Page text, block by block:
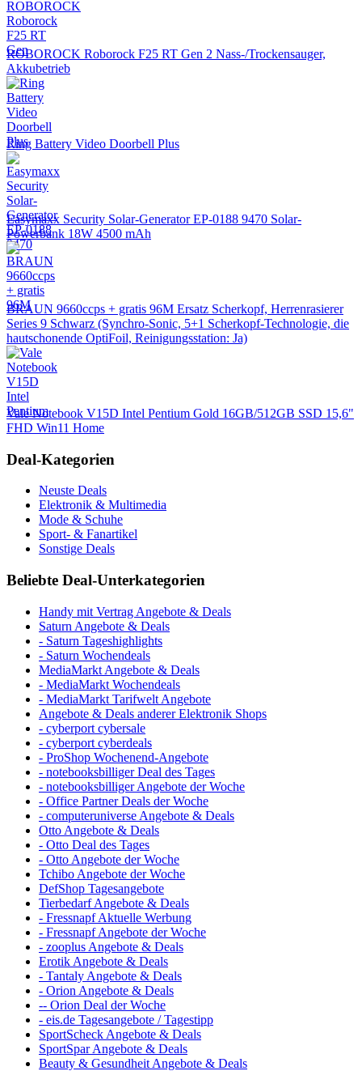
ROBOROCK Roborock F25 RT Gen 2 Nass-/Trockensauger,
Akkubetrieb
Ring Battery Video Doorbell Plus
Easymaxx Security Solar-Generator EP-0188 9470 Solar-
Powerbank 18W 4500 mAh
BRAUN 9660ccps + gratis 96M Ersatz Scherkopf, Herrenrasierer
Series 9 Schwarz (Synchro-Sonic, 5+1 Scherkopf-Technologie, die
hautschonende OptiFoil, Reinigungsstation: Ja)
Vale Notebook V15D Intel Pentium Gold 16GB/512GB SSD 15,6"
FHD Win11 Home
Deal-Kategorien
Neuste Deals
Elektronik & Multimedia
Mode & Schuhe
Sport- & Fanartikel
Sonstige Deals
Beliebte Deal-Unterkategorien
Handy mit Vertrag Angebote & Deals
Saturn Angebote & Deals
- Saturn Tageshighlights
- Saturn Wochendeals
MediaMarkt Angebote & Deals
- MediaMarkt Wochendeals
- MediaMarkt Tarifwelt Angebote
Angebote & Deals anderer Elektronik Shops
- cyberport cybersale
- cyberport cyberdeals
- ProShop Wochenend-Angebote
- notebooksbilliger Deal des Tages
- notebooksbilliger Angebote der Woche
- Office Partner Deals der Woche
- computeruniverse Angebote & Deals
Otto Angebote & Deals
- Otto Deal des Tages
- Otto Angebote der Woche
Tchibo Angebote der Woche
DefShop Tagesangebote
Tierbedarf Angebote & Deals
- Fressnapf Aktuelle Werbung
- Fressnapf Angebote der Woche
- zooplus Angebote & Deals
Erotik Angebote & Deals
- Tantaly Angebote & Deals
- Orion Angebote & Deals
-- Orion Deal der Woche
- eis.de Tagesangebote / Tagestipp
SportScheck Angebote & Deals
SportSpar Angebote & Deals
Beauty & Gesundheit Angebote & Deals